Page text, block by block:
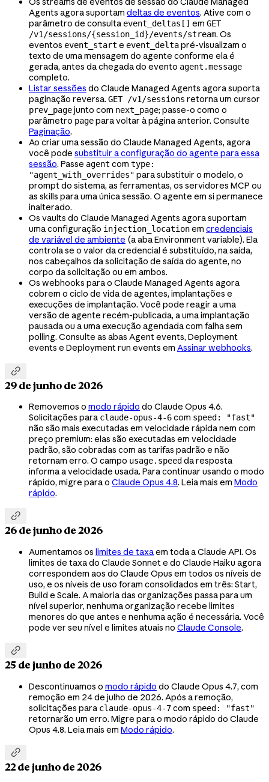
Agents agora suportam deltas de eventos. Ative com o
parâmetro de consulta event_deltas[] em GET
/v1/sessions/{session_id}/events/stream. Os
eventos event_start e event_deltapré-visualizam o
texto de uma mensagem do agente conforme ela é
gerada, antes da chegada do evento agent.message
completo.
Listar sessões do Claude Managed Agents agora suporta
paginação reversa. GET /v1/sessions retorna um cursor
prev_pagejunto com next_page; passe-o como o
parâmetro pagepara voltar à página anterior. Consulte
Paginação.
Ao criar uma sessão do Claude Managed Agents, agora
você pode substituir a configuração do agente para essa
sessão. Passe agent com type:
"agent_with_overrides" para substituir o modelo, o
prompt do sistema, as ferramentas, os servidores MCP ou
as skills para uma única sessão. O agente em si permanece
inalterado.
Os vaults do Claude Managed Agents agora suportam
uma configuração injection_locationem credenciais
de variável de ambiente (a aba Environment variable). Ela
controla se o valor da credencial é substituído, na saída,
nos cabeçalhos da solicitação de saída do agente, no
corpo da solicitação ou em ambos.
Os webhooks para o Claude Managed Agents agora
cobrem o ciclo de vida de agentes, implantações e
execuções de implantação. Você pode reagir a uma
versão de agente recém-publicada, a uma implantação
pausada ou a uma execução agendada com falha sem
polling. Consulte as abas Agent events, Deployment
events e Deployment run events em Assinar webhooks.

29 de junho de 2026
Removemos o modo rápido do Claude Opus 4.6.
Solicitações para claude-opus-4-6com speed: "fast"
não são mais executadas em velocidade rápida nem com
preço premium: elas são executadas em velocidade
padrão, são cobradas com as tarifas padrão e não
retornam erro. O campo usage.speed da resposta
informa a velocidade usada. Para continuar usando o modo
rápido, migre para o Claude Opus 4.8. Leia mais em Modo
rápido.

26 de junho de 2026
Aumentamos os limites de taxaem toda a Claude API. Os
limites de taxa do Claude Sonnet e do Claude Haiku agora
correspondem aos do Claude Opus em todos os níveis de
uso, e os níveis de uso foram consolidados em três: Start,
Build e Scale. A maioria das organizações passa para um
nível superior, nenhuma organização recebe limites
menores do que antes e nenhuma ação é necessária. Você
pode ver seu nível e limites atuais no Claude Console.

25 de junho de 2026
Descontinuamos o modo rápido do Claude Opus 4.7, com
remoção em 24 de julho de 2026. Após a remoção,
solicitações para claude-opus-4-7com speed: "fast"
retornarão um erro. Migre para o modo rápido do Claude
Opus 4.8. Leia mais em Modo rápido.

22 de junho de 2026